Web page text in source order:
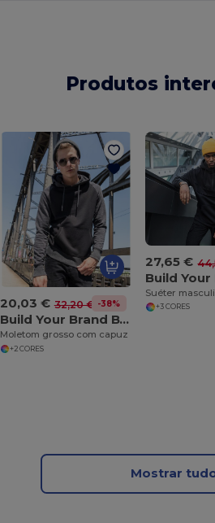
Produtos
20,03 € 32,20 € -38%
Build Your Brand BY077
Moletom grosso com capuz
+2 CORES
27,65 €
+3 CORES
Mostrar